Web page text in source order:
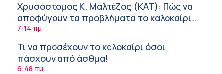
Χρυσόστομος Κ. Μαλτέζος (ΚΑΤ): Πώς να
αποφύγουν τα προβλήματα το καλοκαίρι
όσοι πάσχουν από αγγειακές παθήσεις
7:14 πμ
Τι να προσέχουν το καλοκαίρι όσοι
πάσχουν από άσθμα!
6:48 πμ